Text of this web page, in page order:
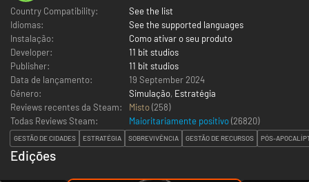
Country Compatibility:
See the list
Idiomas:
See the supported languages
Instalação:
Como ativar o seu produto
Developer:
11 bit studios
Publisher:
11 bit studios
Data de lançamento:
19 September 2024
Género:
Simulação, Estratégia
Reviews recentes da Steam:
Misto(258)
Todas Reviews Steam:
Maioritariamente positivo(26820)
GESTÃO DE CIDADES ESTRATÉGIA SOBREVIVÊNCIA GESTÃO DE RECURSOS PÓS-
Edições